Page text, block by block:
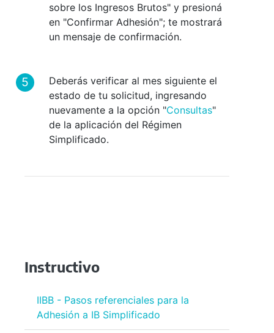
sobre los Ingresos Brutos" y presioná
en "Confirmar Adhesión"; te mostrará
un mensaje de confirmación.
Deberás verificar al mes siguiente el
estado de tu solicitud, ingresando
nuevamente a la opción "Consultas"
de la aplicación del Régimen
Simplificado.
Instructivo
IIBB - Pasos referenciales para la
Adhesión a IB Simplificado